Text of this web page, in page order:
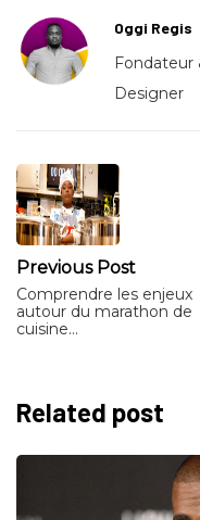
Oggi Regis
Fondateur
Designer
Previous Post
Comprendre les enjeux
autour du marathon de
cuisine…
Related post